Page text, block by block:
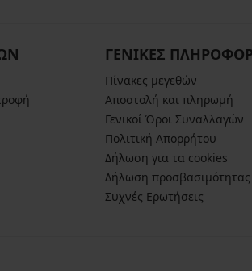
ΓΕΝΙΚΕΣ
Πίνακες μεγεθών
Αποστολή και πληρωμή
Γενικοί Όροι Συναλλαγών
Πολιτική Απορρήτου
Δήλωση για τα cookies
Δήλωση προσβασιμότητας
Συχνές Ερωτήσεις